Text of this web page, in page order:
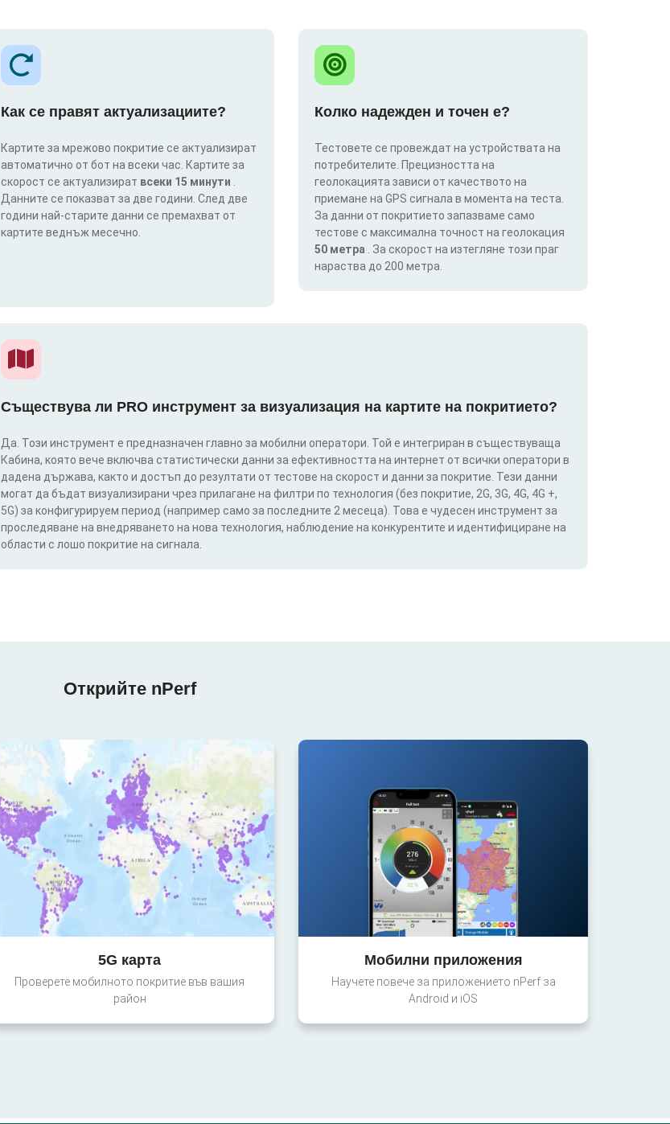
Как се правят актуализациите?
Картите за мрежово покритие се актуализират
автоматично от бот на всеки час. Картите за
скорост се актуализират всеки 15 минути
Данните се показват за две години. След две
години най-старите данни се премахват от
картите веднъж месечно.
Колко надежден и точен е?
Тестовете се провеждат на устройствата на
потребителите. Прецизността на
геолокацията зависи от качеството на
приемане на GPS сигнала в момента на теста.
За данни от покритието запазваме само
тестове с максимална точност на геолокация
50 метра
. За скорост на изтегляне този праг
нараства до 200 метра.
Съществува ли PRO инструмент за визуализация на картите на покритието?
Да. Този инструмент е предназначен главно за мобилни оператори. Той е интегриран в съществуваща
Кабина, която вече включва статистически данни за ефективността на интернет от всички оператори в
дадена държава, както и достъп до резултати от тестове на скорост и данни за покритие. Тези данни
могат да бъдат визуализирани чрез прилагане на филтри по технология (без покритие, 2G, 3G, 4G, 4G +,
5G) за конфигурируем период (например само за последните 2 месеца). Това е чудесен инструмент за
проследяване на внедряването на нова технология, наблюдение на конкурентите и идентифициране на
области с лошо покритие на сигнала.
Открийте nPerf
5G карта
Проверете мобилното покритие във вашия
район
Мобилни приложения
Научете повече за приложението nPerf за
Android и iOS